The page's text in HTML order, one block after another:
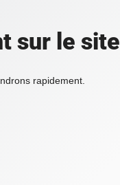
sur le site
rapidement.